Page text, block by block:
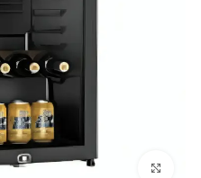
Click to enlarge